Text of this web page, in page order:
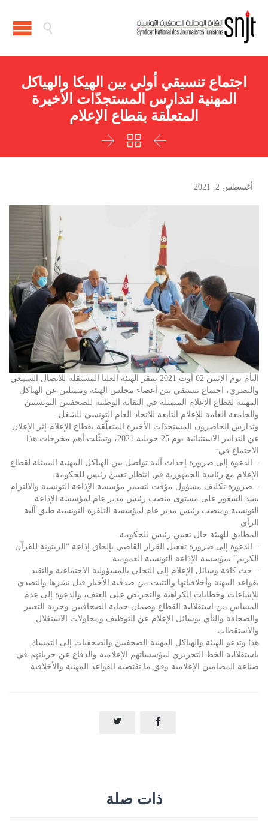

اجتماع تنسيقي أولي بين الهيكا والهياكل
المهنية لتدارس المستجدّات الأخيرة
المتعلّقة بقطاع الإعلام



أغسطس 2, 2021
التأم يوم الإثنين 02 أوت 2021 بمقر الهيئة العليا المستقلة للاتصال السمعي
والبصري، اجتماع تنسيقي بين أعضاء مجلس الهيئة وممثلين عن الهياكل
المهنية لقطاع الإعلام المتمثلة في النقابة الوطنية للصحفيين التونسيين
والجامعة العامة للإعلام التابعة للاتحاد العام التونسي للشغل.
وتدارس الحاضرون المستجدّات الأخيرة المتعلّقة بقطاع الإعلام إثر الإعلان
عن التدابير الاستثنائية يوم 25 جويلية 2021، وتمثّلت أهم مخرجات هذا
الاجتماع في:
– الدعوة إلى ضرورة إحداث آلية تواصل بين الهياكل المهنية الممثلة لقطاع
الإعلام مع رئاسة الجمهورية في انتظار تعيين رئيس للحكومة.
– ضرورة تكليف مسؤول مؤقت لتسيير مؤسسة الإذاعة التونسية والالتزام
بسد الشغور على مستوى منصب رئيس مدير عام لمؤسسة الإذاعة
التونسية ومنصب رئيس مدير عام لمؤسسة التلفزة التونسية طبق آلية
الرأي
المطابق للهيئة حال تعيين رئيس للحكومة.
– الدعوة إلى ضرورة تفعيل القرار القاضي بإلحاق إذاعة “الزيتونة للقرآن
الكريم” بمؤسسة الإذاعة التونسية العمومية.
– حث كافة وسائل الإعلام إلى التحلي بالمسؤولية الاجتماعية والتقيد
بقواعد المهنة وأخلاقياتها والتثبت من صدقية الأخبار قبل نشرها والتصدي
للإشاعات وخطابات الكراهية والتحريض على العنف، والدعوة إلى عدم
المساس من استقلالية القطاع وضمان حماية الصحافيين وحرية التعبير
والصحافة والنأي بوسائل الإعلام عن التوظيف ومحاولات الاستغلال
والاستقطاب.
هذا وتدعو الهيئة والهياكل المهنية الصحفيين والصحفيات إلى التمسك
باستقلالية الخط التحريري لمؤسساتهم الإعلامية والدفاع عن حرياتهم في
صناعة المضامين الإعلامية وفق ما تقتضيه القواعد المهنية والأخلاقية.


ذات صلة